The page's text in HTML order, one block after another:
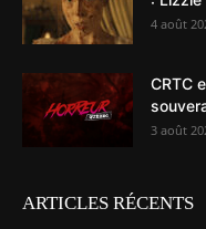
4 août
CRTC
3 août
ARTICLES RÉCENTS